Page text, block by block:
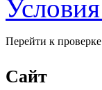
Перейти к
Сайт